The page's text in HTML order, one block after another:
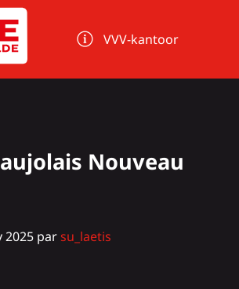
VVV-kantoor
Nouveau
2025 parsu_laetis